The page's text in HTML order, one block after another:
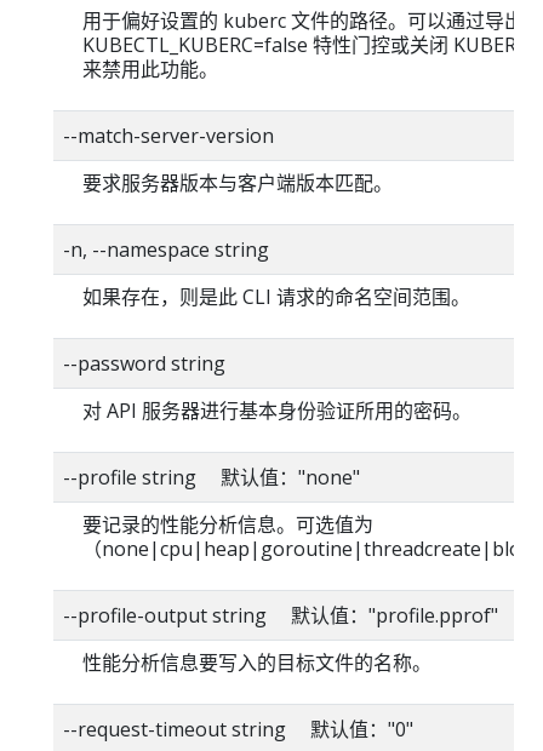
用于偏好设置的 kuberc 文件的路径。可以通过导出
KUBECTL_KUBERC=false 特性门控或关闭
来禁用此功能。
--match-server-version
要求服务器版本与客户端版本匹配。
-n, --namespace string
如果存在，则是此 CLI 请求的命名空间范围。
--password string
对 API 服务器进行基本身份验证所用的密码。
--profile string 默认值："none"
要记录的性能分析信息。可选值为
（
--profile-output string 默认值："profile.pprof"
性能分析信息要写入的目标文件的名称。
--request-timeout string 默认值："0"